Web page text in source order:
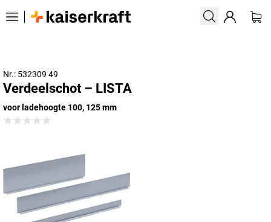
Nr.: 532309 49
Verdeelschot – LISTA
voor ladehoogte 100, 125 mm